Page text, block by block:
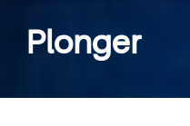
Plonger